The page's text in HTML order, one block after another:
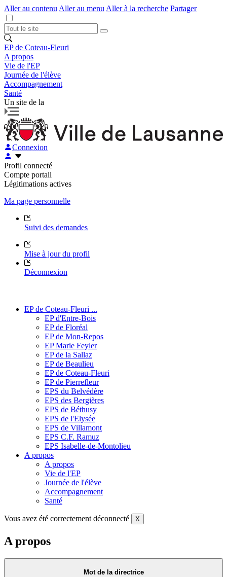
Aller au contenu Aller au menu Aller à la recherche Partager
EP de Coteau-Fleuri
A propos
Vie de l'EP
Journée de l'élève
Accompagnement
Santé
Un site de la
Connexion
Profil connecté
Compte portail
Légitimations actives
Ma page personnelle
Suivi des demandes
Mise à jour du profil
Déconnexion
EP de Coteau-Fleuri ...
EP d'Entre-Bois
EP de Floréal
EP de Mon-Repos
EP Marie Feyler
EP de la Sallaz
EP de Beaulieu
EP de Coteau-Fleuri
EP de Pierrefleur
EPS du Belvédère
EPS des Bergières
EPS de Béthusy
EPS de l'Elysée
EPS de Villamont
EPS C.F. Ramuz
EPS Isabelle-de-Montolieu
A propos
A propos
Vie de l'EP
Journée de l'élève
Accompagnement
Santé
Vous avez été correctement déconnecté X
A propos
Mot de la directrice